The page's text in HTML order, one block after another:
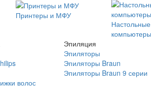
Принтеры и МФУ
Настольные
компьютеры
волос
Эпиляция
Эпиляторы
Эпиляторы Braun
Эпиляторы Braun 9 серии